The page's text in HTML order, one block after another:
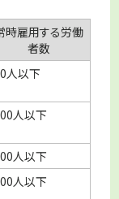
時雇用する労働
者数
人以下
人以下
人以下
人以下